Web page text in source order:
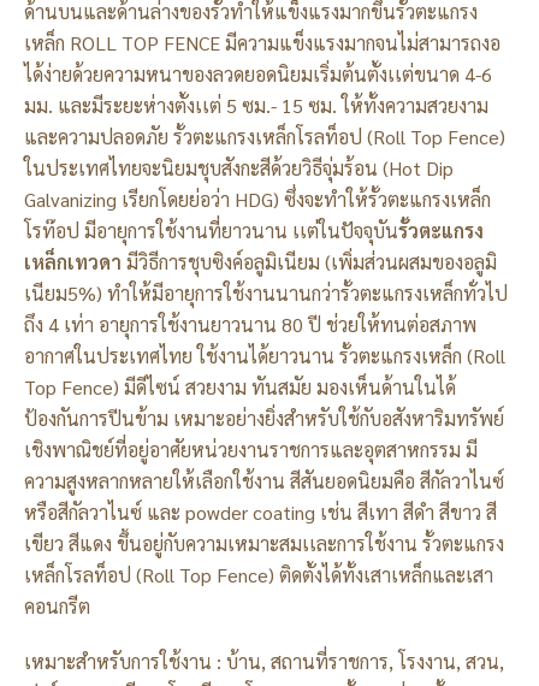
ด้านบนและด้านล่างของรั้วทำให้แข็งแรงมากขึ้นรั้วตะแกรง
เหล็ก ROLL TOP FENCE มีความแข็งแรงมากจนไม่สามารถงอ
ได้ง่ายด้วยความหนาของลวดยอดนิยมเริ่มต้นตั้งเเต่ขนาด 4-6
มม. และมีระยะห่างตั้งเเต่ 5 ซม.- 15 ซม. ให้ทั้งความสวยงาม
และความปลอดภัย รั้วตะแกรงเหล็กโรลท็อป (Roll Top Fence)
ในประเทศไทยจะนิยมชุบสังกะสีด้วยวิธีจุ่มร้อน (Hot Dip
Galvanizing เรียกโดยย่อว่า HDG) ซึ่งจะทำให้รั้วตะแกรงเหล็ก
โรท๊อป มีอายุการใช้งานที่ยาวนาน เเต่ในปัจจุบันรั้วตะแกรง
เหล็กเทวดา มีวิธีการชุบซิงค์อลูมิเนียม (เพิ่มส่วนผสมของอลูมิ
เนียม5%) ทำให้มีอายุการใช้งานนานกว่ารั้วตะแกรงเหล็กทั่วไป
ถึง 4 เท่า อายุการใช้งานยาวนาน 80 ปี ช่วยให้ทนต่อสภาพ
อากาศในประเทศไทย ใช้งานได้ยาวนาน รั้วตะแกรงเหล็ก (Roll
Top Fence) มีดีไซน์ สวยงาม ทันสมัย มองเห็นด้านในได้
ป้องกันการปีนข้าม เหมาะอย่างยิ่งสำหรับใช้กับอสังหาริมทรัพย์
เชิงพาณิชย์ที่อยู่อาศัยหน่วยงานราชการและอุตสาหกรรม มี
ความสูงหลากหลายให้เลือกใช้งาน สีสันยอดนิยมคือ สีกัลวาไนซ์
หรือสีกัลวาไนซ์ และ powder coating เช่น สีเทา สีดำ สีขาว สี
เขียว สีแดง ขึ้นอยู่กับความเหมาะสมเเละการใช้งาน รั้วตะแกรง
เหล็กโรลท็อป (Roll Top Fence) ติดตั้งได้ทั้งเสาเหล็กและเสา
คอนกรีต
เหมาะสำหรับการใช้งาน : บ้าน, สถานที่ราชการ, โรงงาน, สวน,